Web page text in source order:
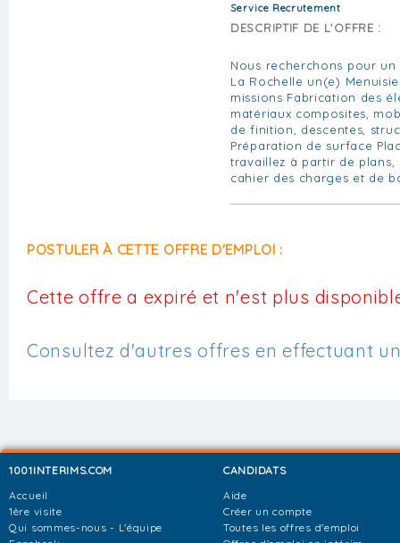
Service Recrutement
DESCRIPTIF DE L'OFFRE :
Nous recherchons pour
La Rochelle un(e)
missions Fabrication des
matériaux composites,
de finition, descentes,
Préparation de surface
travaillez à partir de
cahier des charges et de
POSTULER À CETTE OFFRE D'EMPLOI :
Cette offre a expiré et n'est plus
Consultez d'autres offres en effectuant
1001INTERIMS.COM
Accueil
1ère visite
Qui sommes-nous - L'équipe
CANDIDATS
Aide
Créer un compte
Toutes les offres d'emploi